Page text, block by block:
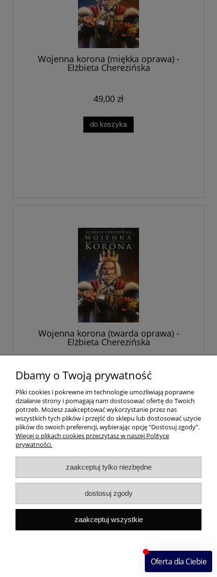
Wojenna korona (miękka oprawa) -
Elżbieta Cherezińska
49,00 zł
do koszyka
Wojenna korona (twarda oprawa) -
Elżbieta Cherezińska
59,90 zł
do koszyka
Dbamy o Twoją prywatność
Pliki cookies i pokrewne im technologie umożliwiają poprawne
działanie strony i pomagają nam dostosować ofertę do Twoich
potrzeb. Możesz zaakceptować wykorzystanie przez nas
wszystkich tych plików i przejść do sklepu lub dostosować użycie
plików do swoich preferencji, wybierając opcję "Dostosuj zgody".
Więcej o plikach cookies przeczytasz w naszej Polityce
prywatności.
zaakceptuj tylko niezbędne
dostosuj zgody
zaakceptuj wszystkie